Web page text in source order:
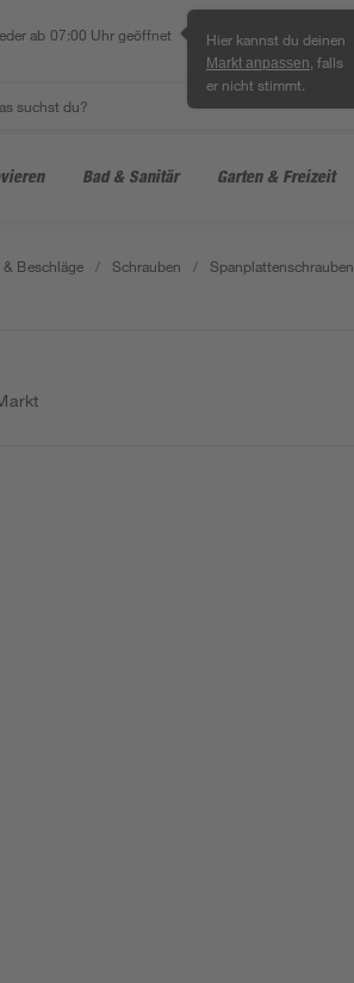
ab 07:00 Uhr geöffnet Hier kannst du deinen
Markt anpassen , falls
er nicht stimmt.
Bad & Sanitär Garten & Freizeit
& Beschläge / Schrauben / Spanplattenschrauben